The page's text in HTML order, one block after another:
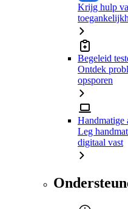
Krijg hulp
Begeleid
Ontdek
opsporen
Handmatige
Leg
digitaal vast